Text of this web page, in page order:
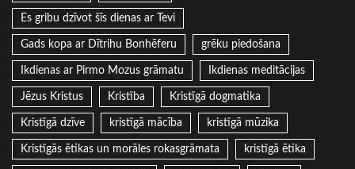
Es gribu dzīvot šīs dienas ar Tevi
Gads kopa ar Dītrihu Bonhēferu grēku piedošana
Ikdienas ar Pirmo Mozus grāmatu Ikdienas meditācijas
Jēzus Kristus Kristība Kristīgā dogmatika
Kristīgā dzīve kristīgā mācība kristīgā mūzika
Kristīgās ētikas un morāles rokasgrāmata kristīgā ētika